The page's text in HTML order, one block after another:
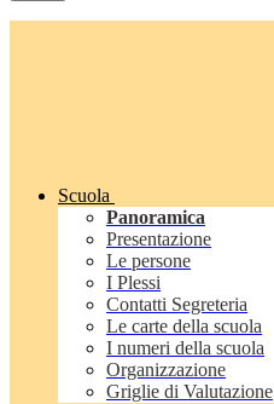
Scuola
Panoramica
Presentazione
Le persone
I Plessi
Contatti Segreteria
Le carte della scuola
I numeri della scuola
Organizzazione
Griglie di Valutazione